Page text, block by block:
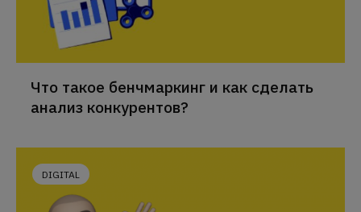
Что такое бенчмаркинг и как сделать
анализ конкурентов?
DIGITAL